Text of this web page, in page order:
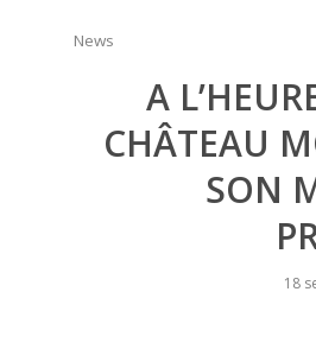
News
A
CHÂTEAU
SON
18